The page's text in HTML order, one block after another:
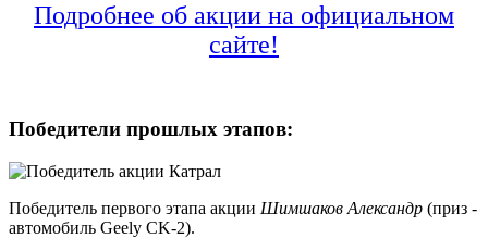
Подробнее об акции на официальном
сайте!
Победители прошлых этапов:
Победитель первого этапа акции Шимшаков Александр (приз -
автомобиль Geely CK-2).